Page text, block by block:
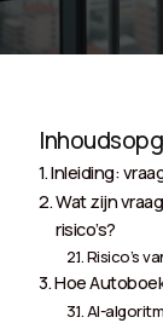
Inleiding:
Wat zijn
risico’s?
Risico’s
Hoe
AI-